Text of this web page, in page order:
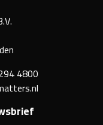
4800